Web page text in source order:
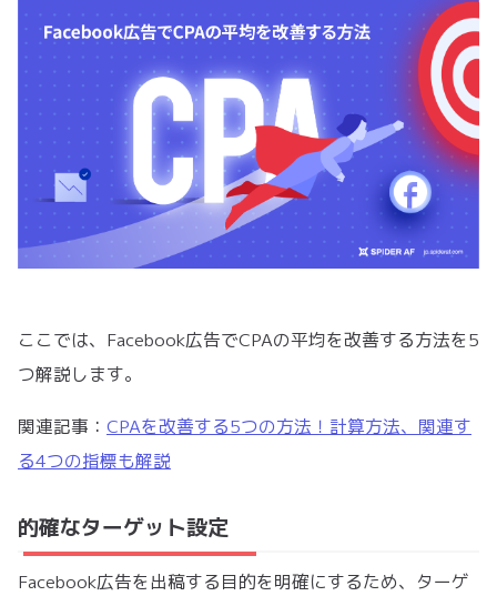
ここでは、Facebook広告でCPAの平均を改善する方法を5
つ解説します。
関連記事： CPAを改善する5つの方法！計算方法、関連す
る4つの指標も解説
的確なターゲット設定
Facebook広告を出稿する目的を明確にするため、ターゲ